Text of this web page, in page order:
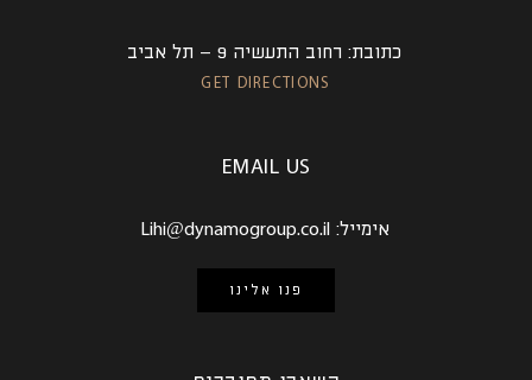
כתובת: רחוב התעשיה 9 – תל אביב
GET DIRECTIONS
EMAIL US
אימייל: Lihi@dynamogroup.co.il
פנו אלינו